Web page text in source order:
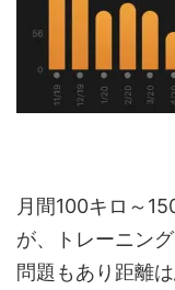
月間100キロ～
が、トレーニン
問題もあり距離